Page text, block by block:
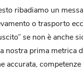
ribadiamo un
o trasporto
se non è anche
nostra prima metrica
accurata, competenze